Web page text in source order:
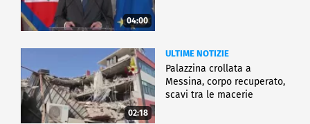
04:00
02:18
ULTIME NOTIZIE
Palazzina crollata a
Messina, corpo recuperato,
scavi tra le macerie